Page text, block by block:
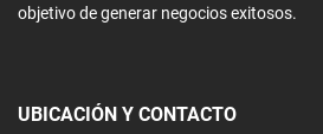
objetivo de generar negocios exitosos.
UBICACIÓN Y CONTACTO